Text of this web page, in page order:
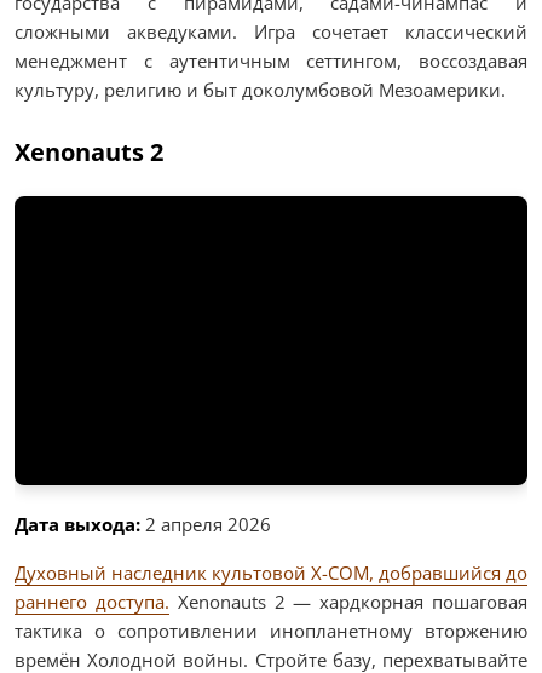
сложными акведуками. Игра сочетает классический
менеджмент с аутентичным сеттингом, воссоздавая
культуру, религию и быт доколумбовой Мезоамерики.
Xenonauts 2
Дата выхода: 2 апреля 2026
Духовный наследник культовой X-COM, добравшийся до
раннего доступа. Xenonauts 2 — хардкорная пошаговая
тактика о сопротивлении инопланетному вторжению
времён Холодной войны. Стройте базу, перехватывайте